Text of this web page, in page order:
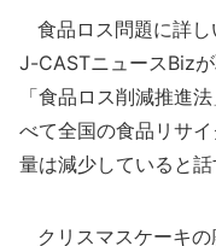
食品ロス問題に詳し
J-CASTニュースBiz
「食品ロス削減推進
べて全国の食品リサ
量は減少していると話
クリスマスケーキの